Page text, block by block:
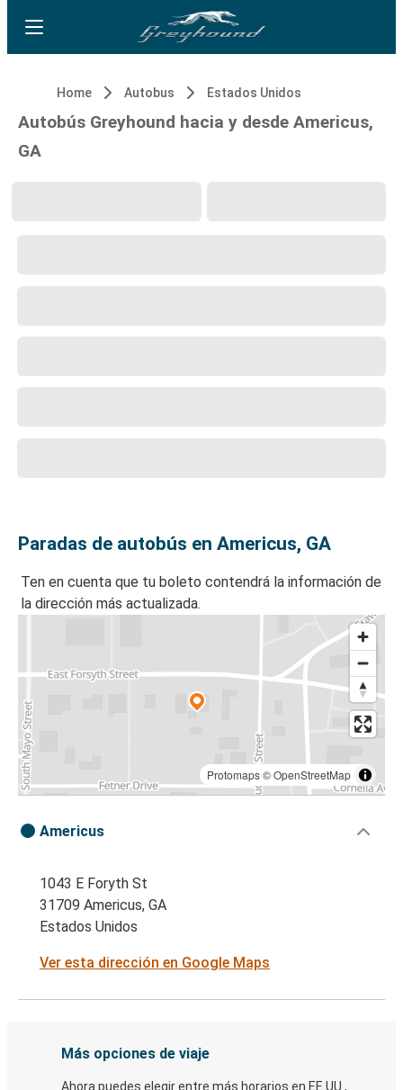
Home Autobus Estados Unidos
Autobús Greyhound hacia y desde Americus,
GA
Paradas de autobús en Americus, GA
Ten en cuenta que tu boleto contendrá la información de
la dirección más actualizada.
Protomaps©OpenStreetMap
Americus
1043 E Foryth St
31709 Americus, GA
Estados Unidos
Ver esta dirección en Google Maps
Más opciones de viaje
Ahora puedes elegir entre más horarios en EE.UU.,